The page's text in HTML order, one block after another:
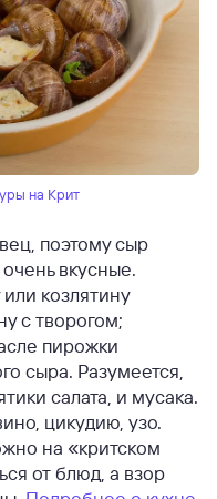
на Крит
поэтому сыр
вкусные.
козлятину
с творогом;
пирожки
сыра. Разумеется,
салата, и мусака.
цикудию, узо.
на «критском
от блюд, а взор